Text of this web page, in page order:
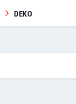
DEKO